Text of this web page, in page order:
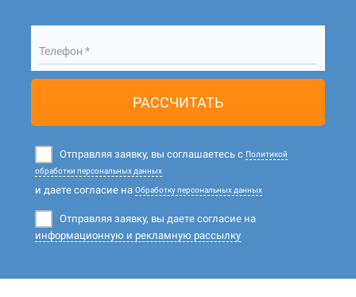
Телефон *
РАССЧИТАТЬ
Отправляя заявку, вы соглашаетесь с Политикой
обработки персональных данных
и даете согласие на Обработку персональных данных
Отправляя заявку, вы даете согласие на
информационную и рекламную рассылку